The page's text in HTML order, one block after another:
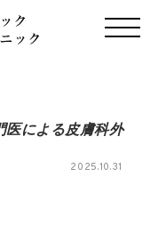
医による皮膚科外
2025.10.31